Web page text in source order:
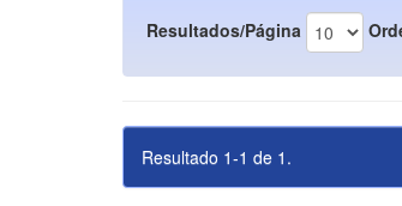
Resultados/Página
Resultado 1-1 de 1.